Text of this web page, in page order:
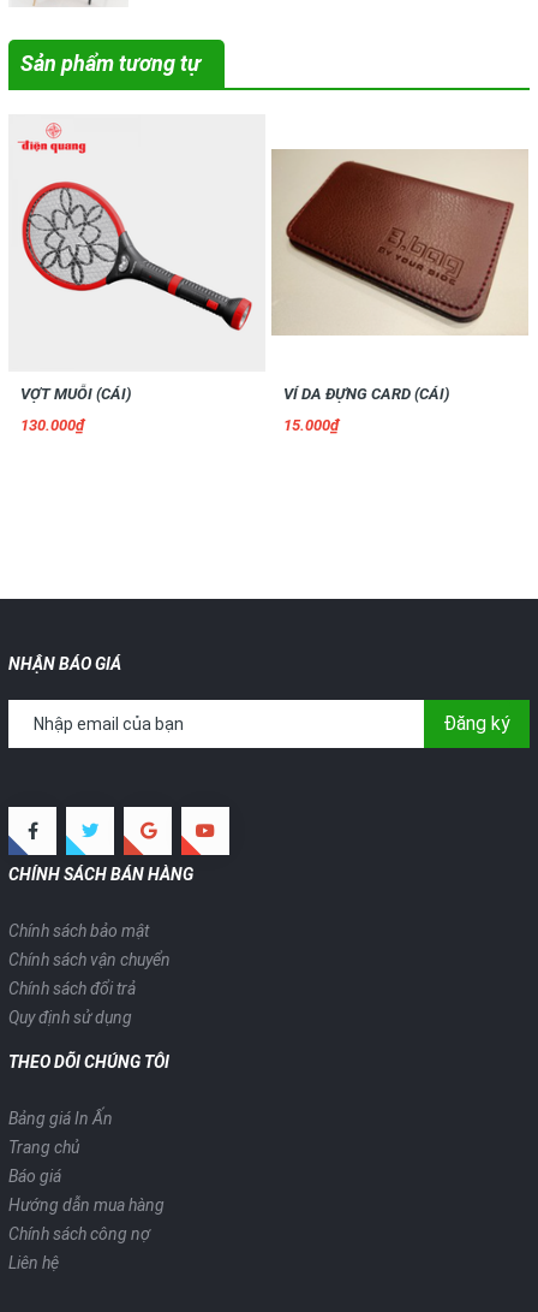
Sản phẩm tương tự
VỢT MUỖI (CÁI)
130.000₫
VÍ DA ĐỰNG CARD (CÁI)
15.000₫
NHẬN BÁO GIÁ
Đăng ký
CHÍNH SÁCH BÁN HÀNG
Chính sách bảo mật
Chính sách vận chuyển
Chính sách đổi trả
Quy định sử dụng
THEO DÕI CHÚNG TÔI
Bảng giá In Ấn
Trang chủ
Báo giá
Hướng dẫn mua hàng
Chính sách công nợ
Liên hệ